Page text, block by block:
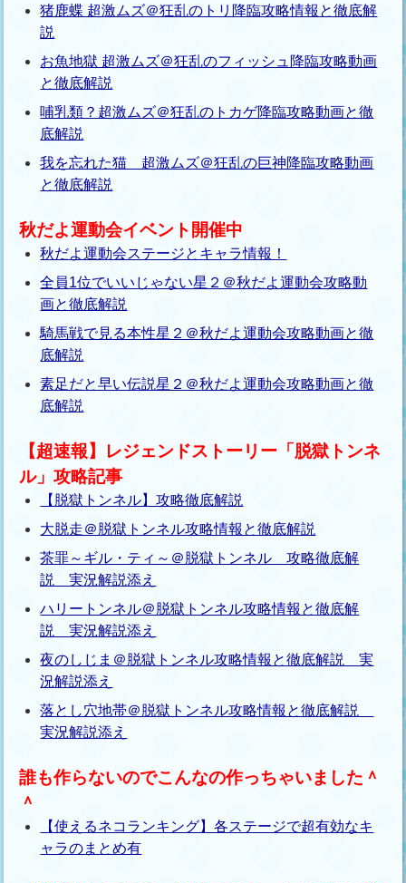
猪鹿蝶 超激ムズ＠狂乱のトリ降臨攻略情報と徹底解
説
お魚地獄 超激ムズ＠狂乱のフィッシュ降臨攻略動画
と徹底解説
哺乳類？超激ムズ＠狂乱のトカゲ降臨攻略動画と徹
底解説
我を忘れた猫 超激ムズ＠狂乱の巨神降臨攻略動画
と徹底解説
秋だよ運動会イベント開催中
秋だよ運動会ステージとキャラ情報！
全員1位でいいじゃない星２＠秋だよ運動会攻略動
画と徹底解説
騎馬戦で見る本性星２＠秋だよ運動会攻略動画と徹
底解説
素足だと早い伝説星２＠秋だよ運動会攻略動画と徹
底解説
【超速報】レジェンドストーリー「脱獄トンネ
ル」攻略記事
【脱獄トンネル】攻略徹底解説
大脱走＠脱獄トンネル攻略情報と徹底解説
茶罪～ギル・ティ～＠脱獄トンネル 攻略徹底解
説 実況解説添え
ハリートンネル＠脱獄トンネル攻略情報と徹底解
説 実況解説添え
夜のしじま＠脱獄トンネル攻略情報と徹底解説 実
況解説添え
落とし穴地帯＠脱獄トンネル攻略情報と徹底解説
実況解説添え
誰も作らないのでこんなの作っちゃいました＾
＾
【使えるネコランキング】各ステージで超有効なキ
ャラのまとめ有